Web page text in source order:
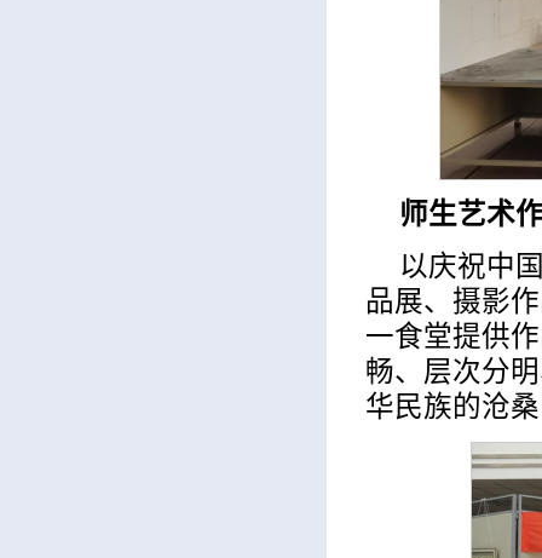
师生艺术
以庆祝中
品展、摄影
一食堂提供
畅、层次分
华民族的沧